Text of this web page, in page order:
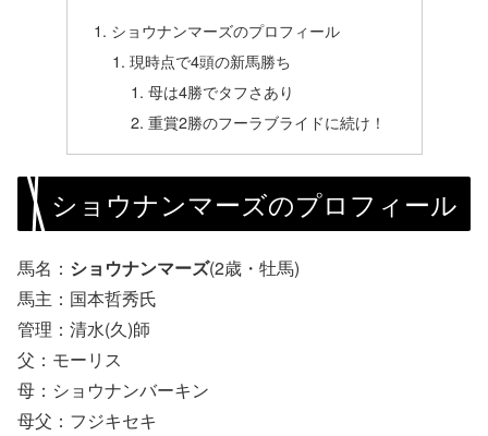
ショウナンマーズのプロフィール
現時点で4頭の新馬勝ち
母は4勝でタフさあり
重賞2勝のフーラブライドに続け！
ショウナンマーズのプロフィール
馬名： ショウナンマーズ(2歳・牡馬)
馬主：国本哲秀氏
管理：清水(久)師
父：モーリス
母：ショウナンバーキン
母父：フジキセキ